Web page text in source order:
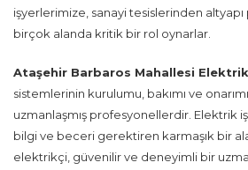
işyerlerimize, sanayi tesislerinden
birçok alanda kritik bir rol oynarlar.
Ataşehir Barbaros Mahallesi
sistemlerinin kurulumu, bakımı ve
uzmanlaşmış profesyonellerdir. Elektrik
bilgi ve beceri gerektiren karmaşık bir
elektrikçi, güvenilir ve deneyimli bir